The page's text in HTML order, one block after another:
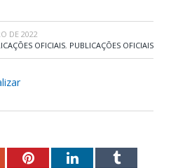
DE 2022
OFICIAIS, PUBLICAÇÕES OFICIAIS
PinterestLinkedInTumblr